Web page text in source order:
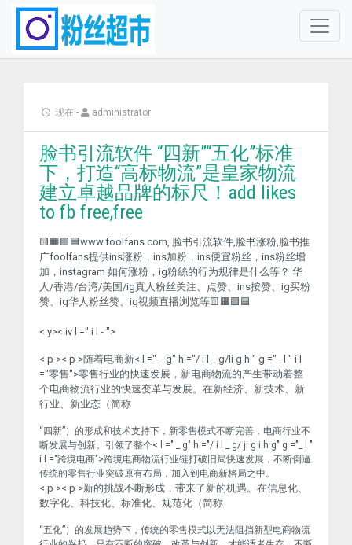
现在 - administrator
脸书引流软件 “四新”“五化”标准
下，打造“高标物流”是皇家物流
建立卓越品牌的标尺！add likes
to fb free,free
🟨🟧🟩🟦www.foolfans.com, 脸书引流软件,脸书涨粉,脸书推
广foolfans提供ins涨粉，ins加粉，ins便宜粉丝，ins粉丝增
加，instagram 如何涨粉，ig粉絲的行为规律是什么等？ 华
人/香港/台湾/美国/ig真人粉丝关注、点赞、ins按赞、ig买粉
赞、ig华人粉丝赞、ig视频直播浏览等🟨🟧🟩🟦
< y>< iv l =" i l - ">
< p >< p >随着电商新< l =" _ g" h ="/ i l _ g/li g h " g ="_ l " i l
="零售">零售行业的快速发展，新电商物流的产生带动着整
个电商物流行业的快速变革与发展。在新经济、新技术、新
行业、新业态（简称
“四新”）的形成和技术支持下，新零售模式不断完善，电商行业不
断发展与创新。引领了整个< l =" _ g" h ="/ i l _ g/ ji g i h g" g ="_ l "
i l ="跨境电商">跨境电商物流行业链打破旧局快速发展，不断倒逼
传统的零售行业突破原有布局，加入到电商新格局之中。
< p >< p >新的挑战不断形成，带来了新的机遇。在信息化、
数字化、科技化、标准化、规范化（简称
“五化”）的发展趋势下，传统的零售模式以无法阻挡新型电商物流